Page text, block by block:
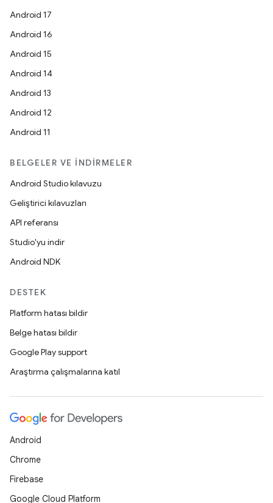
Android 17
Android 16
Android 15
Android 14
Android 13
Android 12
Android 11
BELGELER VE İNDIRMELER
Android Studio kılavuzu
Geliştirici kılavuzları
API referansı
Studio'yu indir
Android NDK
DESTEK
Platform hatası bildir
Belge hatası bildir
Google Play support
Araştırma çalışmalarına katıl
Android
Chrome
Firebase
Google Cloud Platform